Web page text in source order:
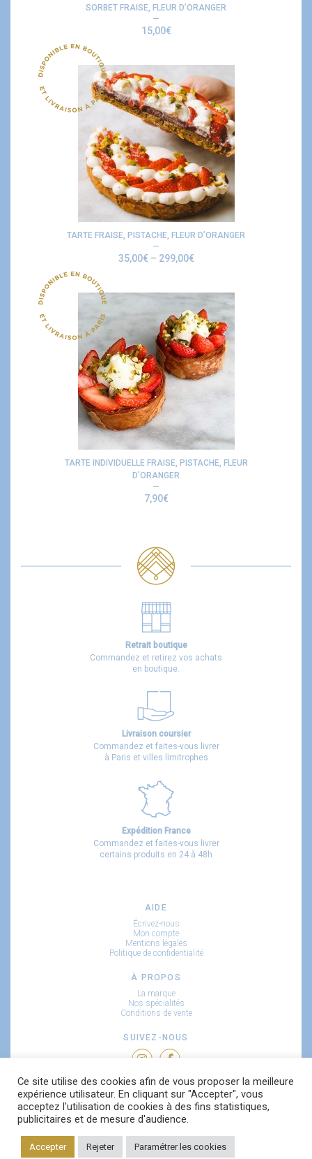
SORBET FRAISE, FLEUR D’ORANGER
15,00€
TARTE FRAISE, PISTACHE, FLEUR D’ORANGER
35,00€– 299,00€
TARTE INDIVIDUELLE FRAISE, PISTACHE, FLEUR
D’ORANGER
7,90€
Retrait boutique
Commandez et retirez vos achats
en boutique.
Livraison coursier
Commandez et faites-vous livrer
à Paris et villes limitrophes
Expédition France
Commandez et faites-vous livrer
certains produits en 24 à 48h
AIDE
Écrivez-nous
Mon compte
Mentions légales
Politique de confidentialité
À PROPOS
La marque
Nos spécialités
Conditions de vente
SUIVEZ-NOUS
RECEVEZ NOS NOUVEAUTÉS
Ce site utilise des cookies afin de vous proposer la meilleure
expérience utilisateur. En cliquant sur "Accepter", vous
acceptez l'utilisation de cookies à des fins statistiques,
publicitaires et de mesure d'audience.
Accepter Rejeter Paramétrer les cookies